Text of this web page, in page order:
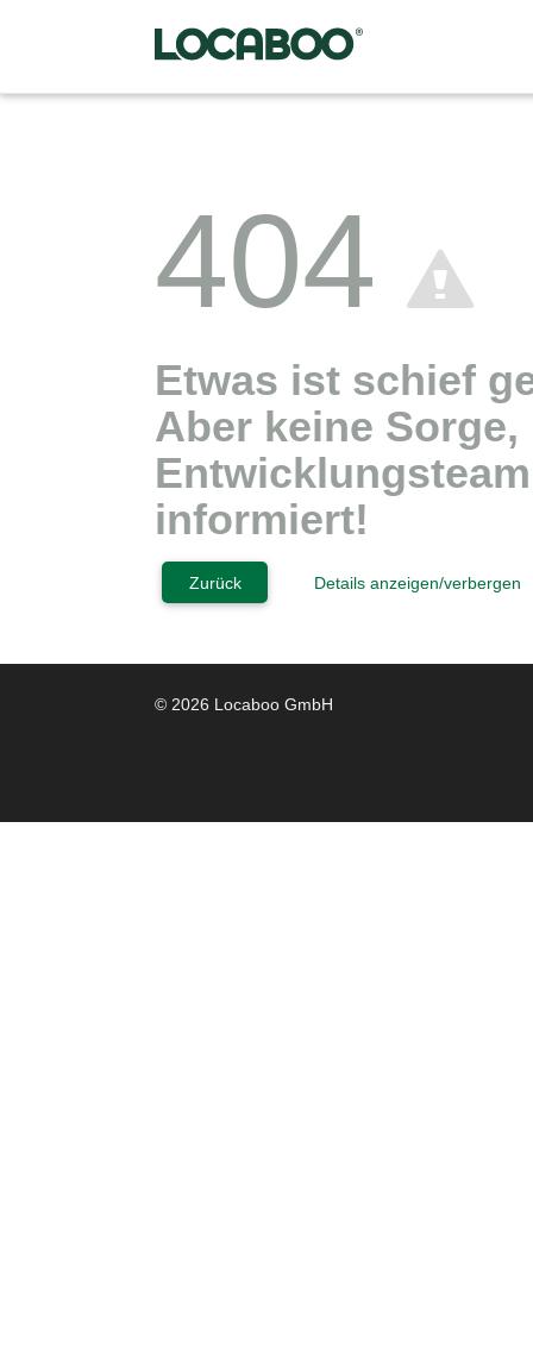
404
Etwas ist schief
Aber keine Sorge,
informiert!
Zurück Details anzeigen/verbergen
© 2026 Locaboo GmbH